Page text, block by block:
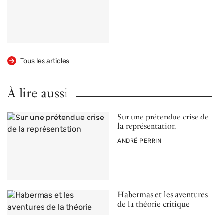
Tous les articles
À lire aussi
Sur une prétendue crise de
la représentation
PAR
ANDRÉ PERRIN
Habermas et les aventures
de la théorie critique